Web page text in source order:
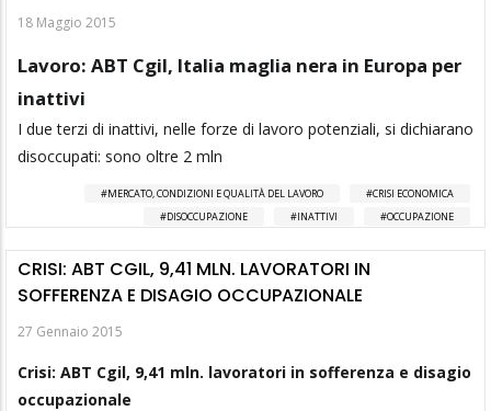
18 Maggio 2015
Lavoro: ABT Cgil, Italia maglia nera in Europa per
inattivi
I due terzi di inattivi, nelle forze di lavoro potenziali, si dichiarano
disoccupati: sono oltre 2 mln
MERCATO, CONDIZIONI E QUALITÀ DEL LAVORO
CRISI ECONOMICA
DISOCCUPAZIONE
INATTIVI OCCUPAZIONE
CRISI: ABT CGIL, 9,41 MLN. LAVORATORI IN
SOFFERENZA E DISAGIO OCCUPAZIONALE
27 Gennaio 2015
Crisi: ABT Cgil, 9,41 mln. lavoratori in sofferenza e disagio
occupazionale